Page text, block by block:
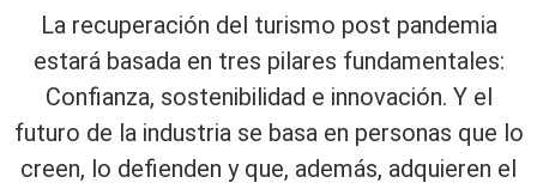
La recuperación del turismo post pandemia
estará basada en tres pilares fundamentales:
Confianza, sostenibilidad e innovación. Y el
futuro de la industria se basa en personas que lo
creen, lo defienden y que, además, adquieren el